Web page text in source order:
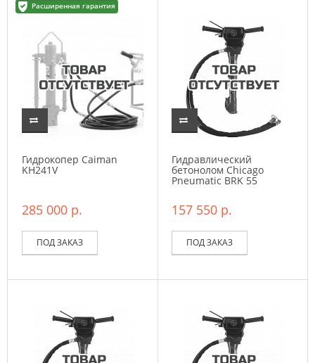
Расширенная гарантия
Гидрокопер Caiman
KH241V
285 000 р.
ПОД ЗАКАЗ
Гидравлический
бетонолом Chicago
Pneumatic BRK 55
157 550 р.
ПОД ЗАКАЗ